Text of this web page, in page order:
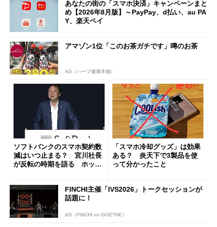
あなたの街の「スマホ決済」キャンペーンまと
め【2026年8月版】～PayPay、d払い、au PA
Y、楽天ペイ
アマゾン1位「このお茶ガチです」噂のお茶
AD（ハーブ健康本舗）
ソフトバンクのスマホ契約数
減はいつ止まる？ 宮川社長
が反転の時期を語る ホッピ
「スマホ冷却グッズ」は効果
ある？ 炎天下で3製品を使
って分かったこと
FINCHI主催「IVS2026」トークセッションが
話題に！
AD（FINCHI on GOETHE）